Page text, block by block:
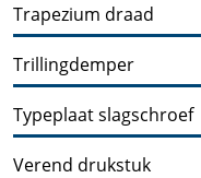
Trapezium draad
Trillingdemper
Typeplaat slagschroef
Verend drukstuk